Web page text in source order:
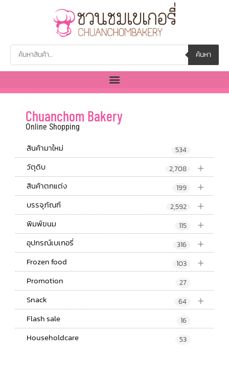
ค้นหา
Chuanchom Bakery
Online Shopping
สินค้ามาใหม่ 534
+
วัตุดิบ 2,708
+
สินค้าตกแต่ง 199
+
บรรจุภัณฑ์ 2,592
+
พิมพ์ขนม 115
+
อุปกรณ์เบเกอรี่ 316
+
Frozen food 103
Promotion 27
+
Snack 64
Flash sale 16
Householdcare 53